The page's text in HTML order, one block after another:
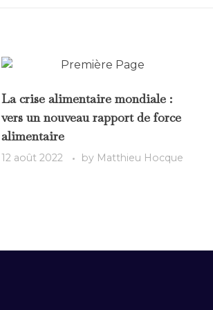
La crise alimentaire mondiale :
vers un nouveau rapport de force
alimentaire
12 août 2022 by Matthieu Hocque